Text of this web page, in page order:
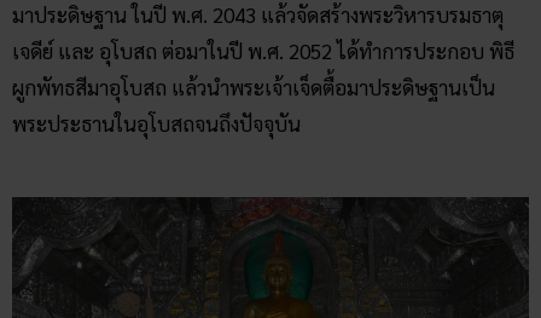
มาประดิษฐาน ในปี พ.ศ. 2043 แล้วจัดสร้างพระวิหารบรมธาตุ
เจดีย์ และ อุโบสถ ต่อมาในปี พ.ศ. 2052 ได้ทำการประกอบ พิธี
ผูกพัทธสีมาอุโบสถ แล้วนำพระเจ้าเจ็ดตื้อมาประดิษฐานเป็น
พระประธานในอุโบสถจนถึงปัจจุบัน